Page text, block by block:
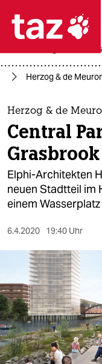

themen
politik
öko
gesellschaft
sport
berlin
nord
wahrheit
verlag
krieg in der
Herzog & de
Herzog & de
Central
Grasbrook
Elphi-Architekten
neuen Stadtteil im
einem
6.4.2020 19:40 Uhr